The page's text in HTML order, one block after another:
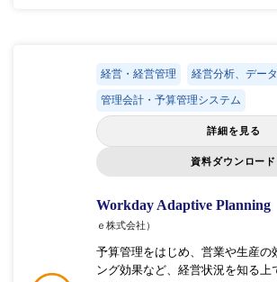
経営・経営管理 経営分析、デー
管理会計・予算管理システム
詳細を見る
資料ダウンロード
Workday Adaptive Planning
ｅ株式会社）
予算管理をはじめ、営業や生産の
ング効果など、経営状況を知る上